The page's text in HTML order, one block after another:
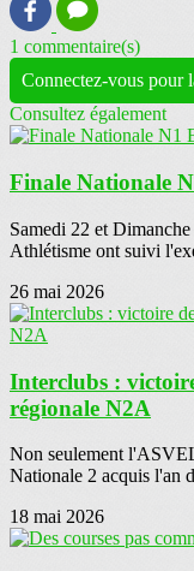
1 commentaire(s)
Connectez-vous pour
Consultez également
Finale Nationale
Samedi 22 et
Athlétisme ont suivi
26 mai 2026
Interclubs :
régionale N2A
Non seulement
Nationale 2 acquis l'an
18 mai 2026